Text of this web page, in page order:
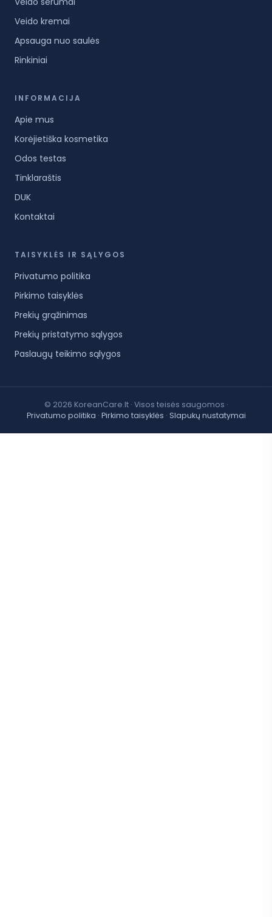
Veido kremai
Apsauga nuo saulės
Rinkiniai
INFORMACIJA
Apie mus
Korėjietiška kosmetika
Odos testas
Tinklaraštis
DUK
Kontaktai
TAISYKLĖS IR SĄLYGOS
Privatumo politika
Pirkimo taisyklės
Prekių grąžinimas
Prekių pristatymo sąlygos
Paslaugų teikimo sąlygos
© 2026 KoreanCare.lt · Visos teisės saugomos ·
Privatumo politika · Pirkimo taisyklės · Slapukų nustatymai